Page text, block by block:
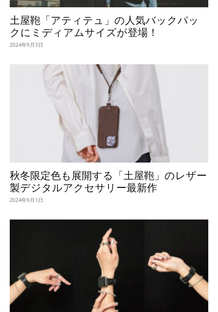
土屋鞄「アティテュ」の人気バックパッ
クにミディアムサイズが登場！
2024年9月3日
秋冬限定色も展開する「土屋鞄」のレザー
製デジタルアクセサリー最新作
2024年9月1日